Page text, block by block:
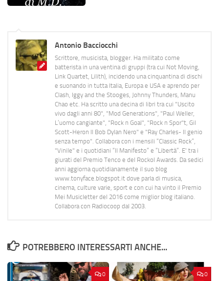
Antonio Bacciocchi
Scrittore, musicista, blogger. Ha militato come
batterista in una ventina di gruppi (tra cui Not Moving,
Link Quartet, Lilith), incidendo una cinquantina di dischi
e suonando in tutta Italia, Europa e USA e aprendo per
Clash, Iggy and the Stooges, Johnny Thunders, Manu
Chao etc. Ha scritto una decina di libri tra cui "Uscito
vivo dagli anni 80", "Mod Generations", "Paul Weller,
L’uomo cangiante", "Rock n Goal", "Rock n Spor"t, Gil
Scott-Heron Il Bob Dylan Nero" e "Ray Charles- Il genio
senza tempo". Collabora con i mensili “Classic Rock”,
"Vinile" e i quotidiani “Il Manifesto” e “Libertà”. E' tra i
giurati del Premio Tenco e del Rockol Awards. Da sedici
anni aggiorna quotidianamente il suo blog
www.tonyface.blogspot.it dove parla di musica,
cinema, culture varie, sport e con cui ha vinto il Premio
Mei Musicletter del 2016 come miglior blog italiano.
Collabora con Radiocoop dal 2003.
POTREBBERO INTERESSARTI ANCHE...
0 0